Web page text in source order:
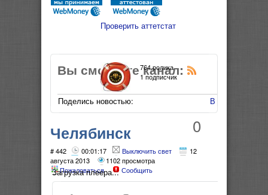
Проверить аттетстат
Вы смотрите канал:
Поделись новостью: В Мой Мир
764 ролика
1 подписчик
0
Челябинск
Автокредит ТВ -
подводные камни -
# 442 00:01:17 Выключить свет
12
августа 2013
1102 просмотра
Пожаловаться
Сообщить
Загрузка плеера...